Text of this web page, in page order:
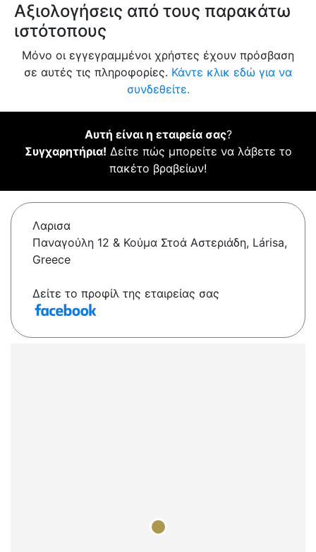
Αξιολογήσεις από τους παρακάτω
ιστότοπους
Μόνο οι εγγεγραμμένοι χρήστες έχουν πρόσβαση
σε αυτές τις πληροφορίες. Κάντε κλικ εδώ για να
συνδεθείτε.
Αυτή είναι η εταιρεία σας?
Συγχαρητήρια! Δείτε πώς μπορείτε να λάβετε το
πακέτο βραβείων!
Λαρισα
Παναγούλη 12 & Κούμα Στοά Αστεριάδη, Lárisa,
Greece
Δείτε το προφίλ της εταιρείας σας